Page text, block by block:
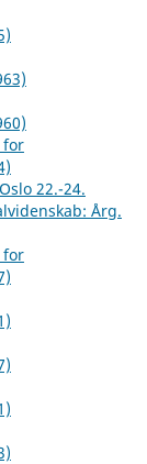
for
22.-24.
Årg.
for